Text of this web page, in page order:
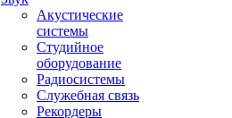
Акустические
системы
Студийное
оборудование
Радиосистемы
Служебная связь
Рекордеры